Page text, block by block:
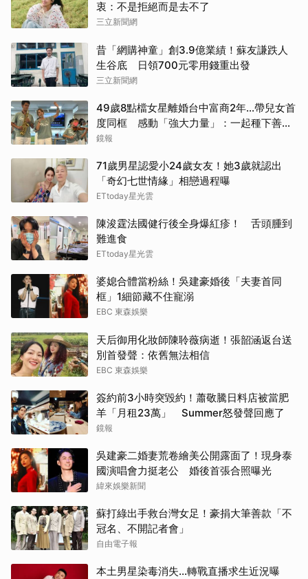
衷：不是拒絕而是去不了
三立新聞網
昔「網購神童」創3.9億業績！蘇友謙跌人
生谷底 日領700元零用錢重出發
三立新聞網
49歲8點檔女星離婚台中富商2年...帶兒女首
度同框 感動「強大力量」：一起種下善的
種子
鏡報
71歲男星認愛小24歲女友！她3歲就認出
「奇幻七世情緣」相戀過程曝
ETtoday星光雲
陳浚霆法國健行後全身爆紅疹！ 舌頭腫到
難進食
ETtoday星光雲
婆媳合體當粉絲！吳建豪婚後「夫妻首同
框」1細節藏不住寵溺
EBC 東森娛樂
天后御用化妝師陳聆薇病逝！張韶涵返台送
別首發聲：依舊無法相信
EBC 東森娛樂
簽約前3小時突毀約！蕭敬騰日料店被當肥
羊「月租23萬」 Summer怒發聲回應了
鏡報
吳建豪二婚妻荒卷繪美公開露面了！現身泰
國演唱會力挺老公 婚後首張合照曝光
緯來娛樂新聞
蘇打綠出手救台灣女足！豪捐大筆善款「不
冠名、不開記者會」
自由電子報
本土男星染毒消失...轉戰直播求生近況曝